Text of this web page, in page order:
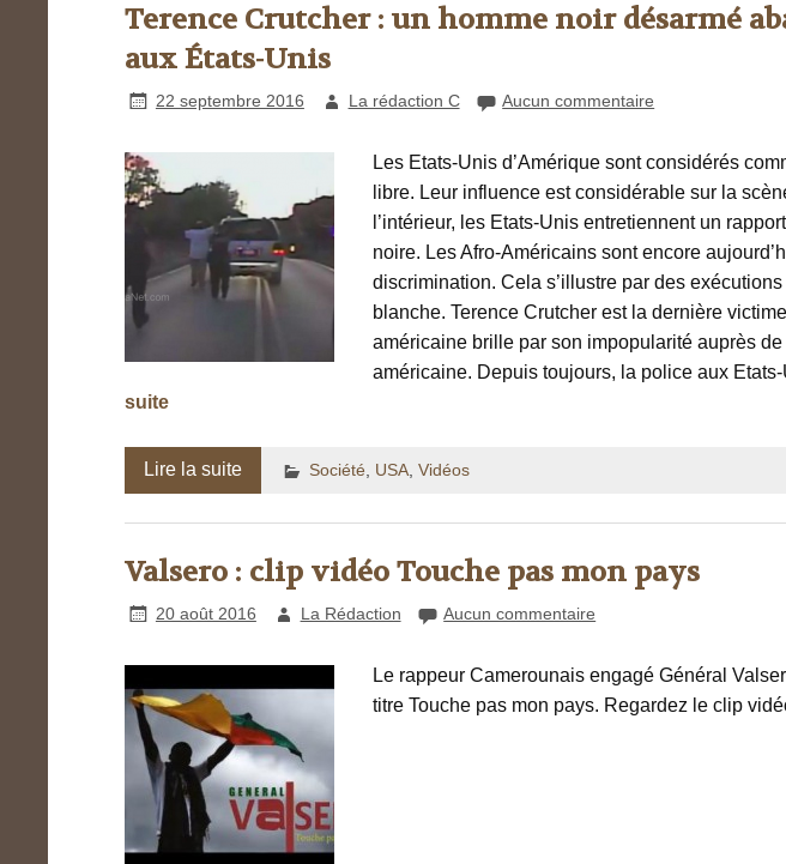
Terence Crutcher : un homme noir désarmé
aux États-Unis
22 septembre 2016 La rédaction C Aucun commentaire
Les Etats-Unis d’Amérique sont considérés
libre. Leur influence est considérable sur la
l’intérieur, les Etats-Unis entretiennent un
noire. Les Afro-Américains sont encore
discrimination. Cela s’illustre par des
blanche. Terence Crutcher est la dernière
américaine brille par son impopularité auprès
américaine. Depuis toujours, la police aux
suite
Lire la suite Société, USA, Vidéos
Valsero : clip vidéo Touche pas mon pays
20 août 2016 La Rédaction Aucun commentaire
Le rappeur Camerounais engagé Général
titre Touche pas mon pays. Regardez le clip